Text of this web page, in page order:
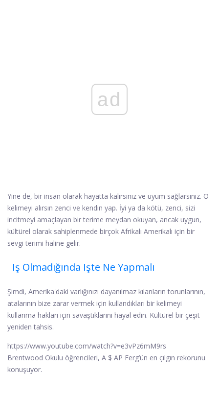
ad
Yine de, bir insan olarak hayatta kalırsınız ve uyum sağlarsınız. O
kelimeyi alırsın zenci ve kendin yap. İyi ya da kötü, zenci, sizi
incitmeyi amaçlayan bir terime meydan okuyan, ancak uygun,
kültürel olarak sahiplenmede birçok Afrikalı Amerikalı için bir
sevgi terimi haline gelir.
Iş Olmadığında Işte Ne Yapmalı
Şimdi, Amerika'daki varlığınızı dayanılmaz kılanların torunlarının,
atalarının bize zarar vermek için kullandıkları bir kelimeyi
kullanma hakları için savaştıklarını hayal edin. Kültürel bir çeşit
yeniden tahsis.
https://www.youtube.com/watch?v=e3vPz6mM9rs
Brentwood Okulu öğrencileri, A $ AP Ferg’ün en çılgın rekorunu
konuşuyor.